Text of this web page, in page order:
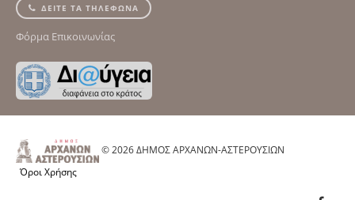
ΔΕΙΤΕ ΤΑ ΤΗΛΕΦΩΝΑ
Φόρμα Επικοινωνίας
© 2026 ΔΗΜΟΣ ΑΡΧΑΝΩΝ-ΑΣΤΕΡΟΥΣΙΩΝ
Όροι Χρήσης